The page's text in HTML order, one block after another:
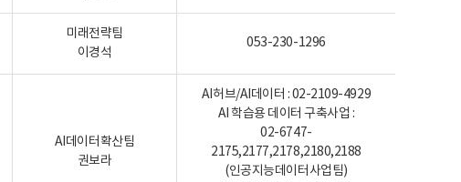
미래전략팀
이경석
053-230-1296
AI데이터확산팀
권보라
AI허브/AI데이터 : 02-2109-4929
AI 학습용 데이터 구축사업 :
02-6747-
2175,2177,2178,2180,2188
(인공지능데이터사업팀)